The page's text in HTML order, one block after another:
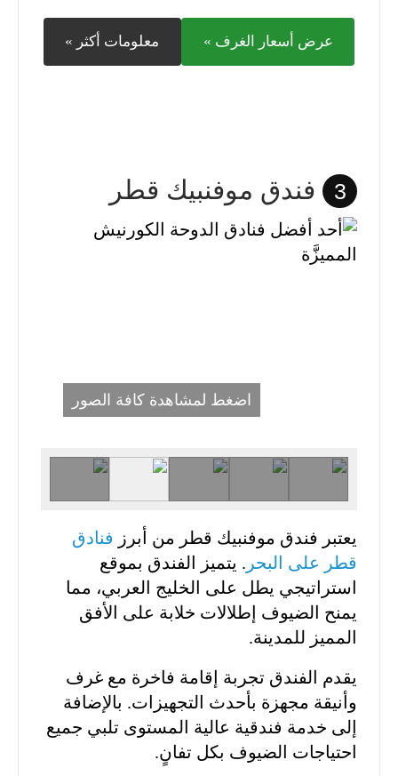
عرض أسعار الغرف » معلومات أكثر »
3 فندق موفنبيك قطر
اضغط لمشاهدة كافة الصور
يعتبر فندق موفنبيك قطر من أبرز فنادق
قطر على البحر . يتميز الفندق بموقع
استراتيجي يطل على الخليج العربي، مما
يمنح الضيوف إطلالات خلابة على الأفق
المميز للمدينة.
يقدم الفندق تجربة إقامة فاخرة مع غرف
وأنيقة مجهزة بأحدث التجهيزات. بالإضافة
إلى خدمة فندقية عالية المستوى تلبي جميع
احتياجات الضيوف بكل تفانٍ.